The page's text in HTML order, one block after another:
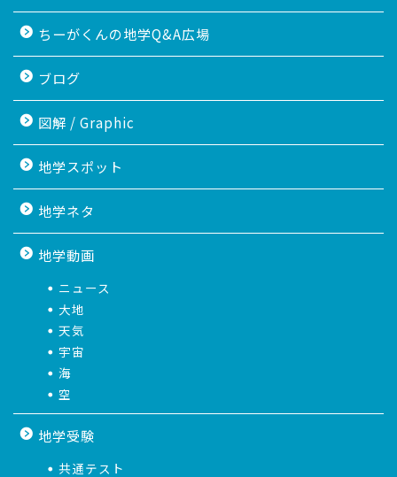
ちーがくんの地学Q&A広場
ブログ
図解 / Graphic
地学スポット
地学ネタ
地学動画
ニュース
大地
天気
宇宙
海
空
地学受験
共通テスト